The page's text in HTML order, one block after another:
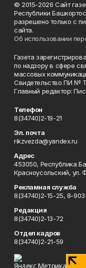
© 2015-2026 Сайт
Республики
разрешено только с
сайта.
Об использовании
Газета
по надзору в сфере
массовых
Свидетельство ПИ №
Главный редактор:
Телефон
8(34740)2-19-21
Эл. почта
rikzvezda@yandex.ru
Адрес
453050, Республика
Красноусольский, ул.
Рекламная служба
8(34740)2-15-25, 8-
Редакция
8(34740)2-13-72
Отдел кадров
8(34740)2-21-59